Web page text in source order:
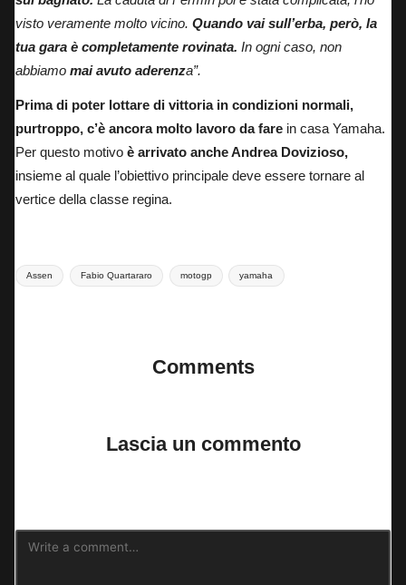
visto veramente molto vicino. Quando vai sull’erba, però, la
tua gara è completamente rovinata. In ogni caso, non
abbiamo mai avuto aderenza”.
Prima di poter lottare di vittoria in condizioni normali,
purtroppo, c’è ancora molto lavoro da fare in casa Yamaha.
Per questo motivo è arrivato anche Andrea Dovizioso,
insieme al quale l’obiettivo principale deve essere tornare al
vertice della classe regina.
Tags:
Assen Fabio Quartararo motogp yamaha
Comments
Lascia un commento